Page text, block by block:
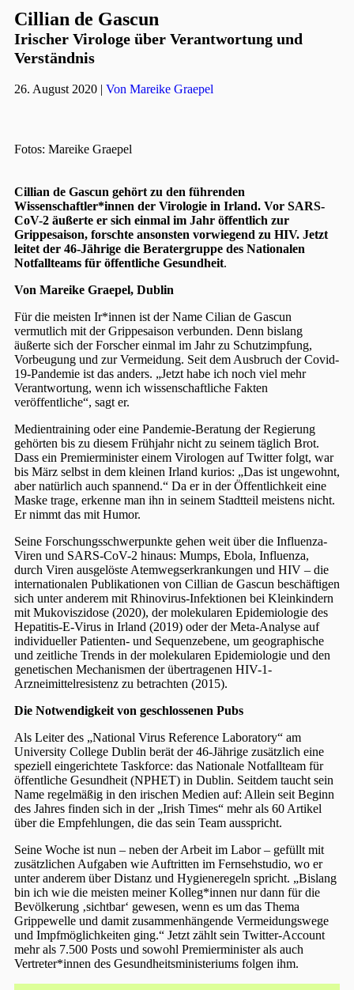
Cillian de Gascun
Irischer Virologe über Verantwortung und
Verständnis
26. August 2020 | Von Mareike Graepel
Fotos: Mareike Graepel
Cillian de Gascun gehört zu den führenden
Wissenschaftler*innen der Virologie in Irland. Vor SARS-
CoV-2 äußerte er sich einmal im Jahr öffentlich zur
Grippesaison, forschte ansonsten vorwiegend zu HIV. Jetzt
leitet der 46-Jährige die Beratergruppe des Nationalen
Notfallteams für öffentliche Gesundheit.
Von Mareike Graepel, Dublin
Für die meisten Ir*innen ist der Name Cilian de Gascun
vermutlich mit der Grippesaison verbunden. Denn bislang
äußerte sich der Forscher einmal im Jahr zu Schutzimpfung,
Vorbeugung und zur Vermeidung. Seit dem Ausbruch der Covid-
19-Pandemie ist das anders. „Jetzt habe ich noch viel mehr
Verantwortung, wenn ich wissenschaftliche Fakten
veröffentliche“, sagt er.
Medientraining oder eine Pandemie-Beratung der Regierung
gehörten bis zu diesem Frühjahr nicht zu seinem täglich Brot.
Dass ein Premierminister einem Virologen auf Twitter folgt, war
bis März selbst in dem kleinen Irland kurios: „Das ist ungewohnt,
aber natürlich auch spannend.“ Da er in der Öffentlichkeit eine
Maske trage, erkenne man ihn in seinem Stadtteil meistens nicht.
Er nimmt das mit Humor.
Seine Forschungsschwerpunkte gehen weit über die Influenza-
Viren und SARS-CoV-2 hinaus: Mumps, Ebola, Influenza,
durch Viren ausgelöste Atemwegserkrankungen und HIV – die
internationalen Publikationen von Cillian de Gascun beschäftigen
sich unter anderem mit Rhinovirus-Infektionen bei Kleinkindern
mit Mukoviszidose (2020), der molekularen Epidemiologie des
Hepatitis-E-Virus in Irland (2019) oder der Meta-Analyse auf
individueller Patienten- und Sequenzebene, um geographische
und zeitliche Trends in der molekularen Epidemiologie und den
genetischen Mechanismen der übertragenen HIV-1-
Arzneimittelresistenz zu betrachten (2015).
Die Notwendigkeit von geschlossenen Pubs
Als Leiter des „National Virus Reference Laboratory“ am
University College Dublin berät der 46-Jährige zusätzlich eine
speziell eingerichtete Taskforce: das Nationale Notfallteam für
öffentliche Gesundheit (NPHET) in Dublin. Seitdem taucht sein
Name regelmäßig in den irischen Medien auf: Allein seit Beginn
des Jahres finden sich in der „Irish Times“ mehr als 60 Artikel
über die Empfehlungen, die das sein Team ausspricht.
Seine Woche ist nun – neben der Arbeit im Labor – gefüllt mit
zusätzlichen Aufgaben wie Auftritten im Fernsehstudio, wo er
unter anderem über Distanz und Hygieneregeln spricht. „Bislang
bin ich wie die meisten meiner Kolleg*innen nur dann für die
Bevölkerung ‚sichtbar‘ gewesen, wenn es um das Thema
Grippewelle und damit zusammenhängende Vermeidungswege
und Impfmöglichkeiten ging.“ Jetzt zählt sein Twitter-Account
mehr als 7.500 Posts und sowohl Premierminister als auch
Vertreter*innen des Gesundheitsministeriums folgen ihm.